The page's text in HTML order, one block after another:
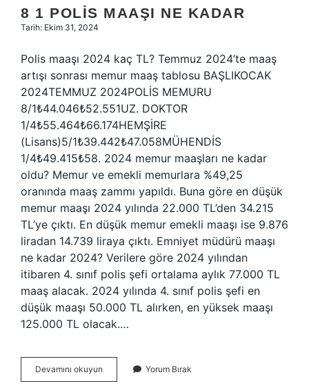
8 1 POLIS MAAŞI NE KADAR
Tarih: Ekim 31, 2024
Polis maaşı 2024 kaç TL? Temmuz 2024’te maaş
artışı sonrası memur maaş tablosu BAŞLIKOCAK
2024TEMMUZ 2024POLİS MEMURU
8/1₺44.046₺52.551UZ. DOKTOR
1/4₺55.464₺66.174HEMŞİRE
(Lisans)5/1₺39.442₺47.058MÜHENDİS
1/4₺49.415₺58. 2024 memur maaşları ne kadar
oldu? Memur ve emekli memurlara %49,25
oranında maaş zammı yapıldı. Buna göre en düşük
memur maaşı 2024 yılında 22.000 TL’den 34.215
TL’ye çıktı. En düşük memur emekli maaşı ise 9.876
liradan 14.739 liraya çıktı. Emniyet müdürü maaşı
ne kadar 2024? Verilere göre 2024 yılından
itibaren 4. sınıf polis şefi ortalama aylık 77.000 TL
maaş alacak. 2024 yılında 4. sınıf polis şefi en
düşük maaşı 50.000 TL alırken, en yüksek maaşı
125.000 TL olacak.…
Devamını okuyun
1
Yorum Bırak